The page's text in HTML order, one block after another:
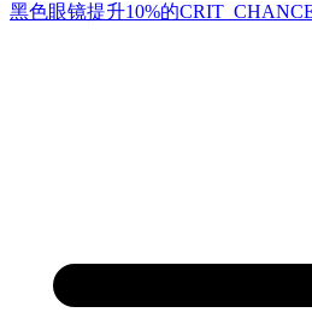
黑色眼镜提升10%的